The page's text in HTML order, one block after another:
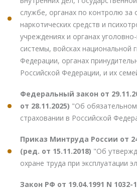
службе, органах по контролю за
наркотических средств и
учреждениях и органах
системы, войсках национальной
Федерации, органах
Российской Федерации, и их
Федеральный закон от
от 28.11.2025) "Об
страховании в Российской
Приказ Минтруда России от
(ред. от 15.11.2018) "Об
охране труда при эксплуатации
Закон РФ от 19.04.1991 N 1032-